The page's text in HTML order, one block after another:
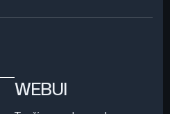
WEBUI